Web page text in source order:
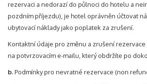
rezervaci a nedorazí do půlnoci do hotelu a
pozdním příjezdu), je hotel oprávněn účtovat
ubytovací náklady jako poplatek za zrušení.
Kontaktní údaje pro změnu a zrušení
na potvrzovacím e-mailu, který obdržíte po
b.Podmínky pro nevratné rezervace (non